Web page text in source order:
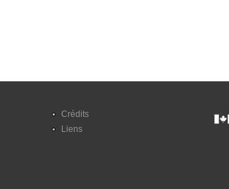
Crédits
Liens